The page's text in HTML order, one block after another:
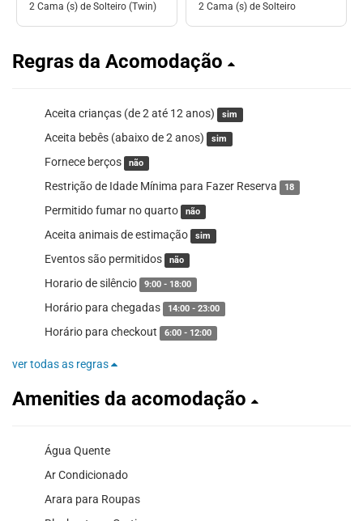
2 Cama (s) de Solteiro (Twin) 2 Cama (s) de Solteiro
Regras da Acomodação
Aceita crianças (de 2 até 12 anos) sim
Aceita bebês (abaixo de 2 anos) sim
Fornece berços não
Restrição de Idade Mínima para Fazer Reserva 18
Permitido fumar no quarto não
Aceita animais de estimação sim
Eventos são permitidos não
Horario de silêncio 9:00 - 18:00
Horário para chegadas 14:00 - 23:00
Horário para checkout 6:00 - 12:00
ver todas as regras
Amenities da acomodação
Água Quente
Ar Condicionado
Arara para Roupas